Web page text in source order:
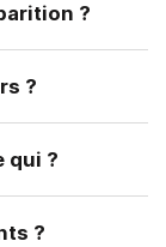
?
?
qui ?
?